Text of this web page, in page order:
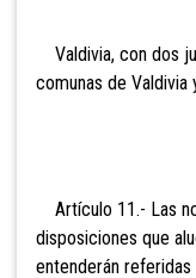
Valdivia, con dos
comunas de Valdivia
Artículo 11.- Las
disposiciones que
entenderán referidas